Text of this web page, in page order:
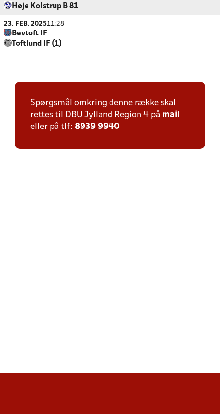
Høje Kolstrup B 81
23. FEB. 202511:28
Bevtoft IF
Toftlund IF (1)
Spørgsmål omkring denne række skal
rettes til DBU Jylland Region 4 på mail
eller på tlf: 8939 9940